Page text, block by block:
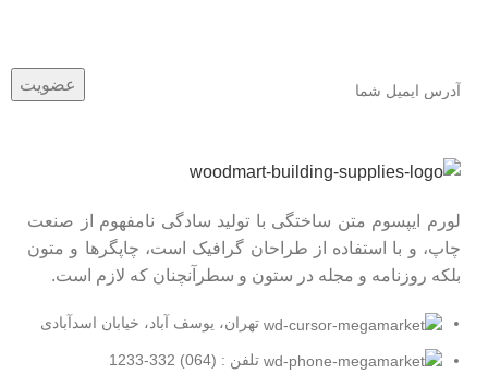
لورم ایپسوم متن ساختگی با تولید سادگی نامفهوم از صنعت
چاپ، و با استفاده از طراحان گرافیک است، چاپگرها و متون
بلکه روزنامه و مجله در ستون و سطرآنچنان که لازم است.
تهران، یوسف آباد، خیابان اسدآبادی
تلفن : (064) 332-1233